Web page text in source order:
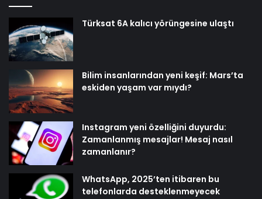
Türksat 6A kalıcı yörüngesine ulaştı
Bilim insanlarından yeni keşif: Mars’ta
eskiden yaşam var mıydı?
Instagram yeni özelliğini duyurdu:
Zamanlanmış mesajlar! Mesaj nasıl
zamanlanır?
WhatsApp, 2025’ten itibaren bu
telefonlarda desteklenmeyecek